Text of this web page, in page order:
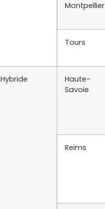
Montpellier
Tours
Hybride
Haute-
Savoie
Reims